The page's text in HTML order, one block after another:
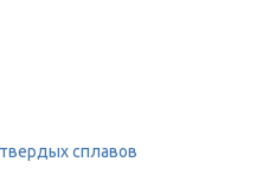
сплавов